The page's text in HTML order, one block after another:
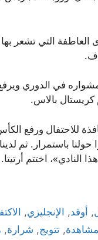
العاطفة التي تشعر
في الدوري
كريستال بالاس.
للاحتفال ورفع
حولنا باستمرار. ثم
النادي»، اختتم أرتيتا.
, أوقد, الإنجليزي,
, تتويج, شرارة,